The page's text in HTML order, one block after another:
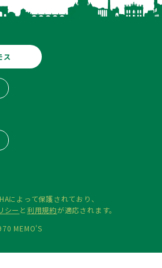
ス
によって保護されており、
シー と利用規約が適応されます。
MEMO'S